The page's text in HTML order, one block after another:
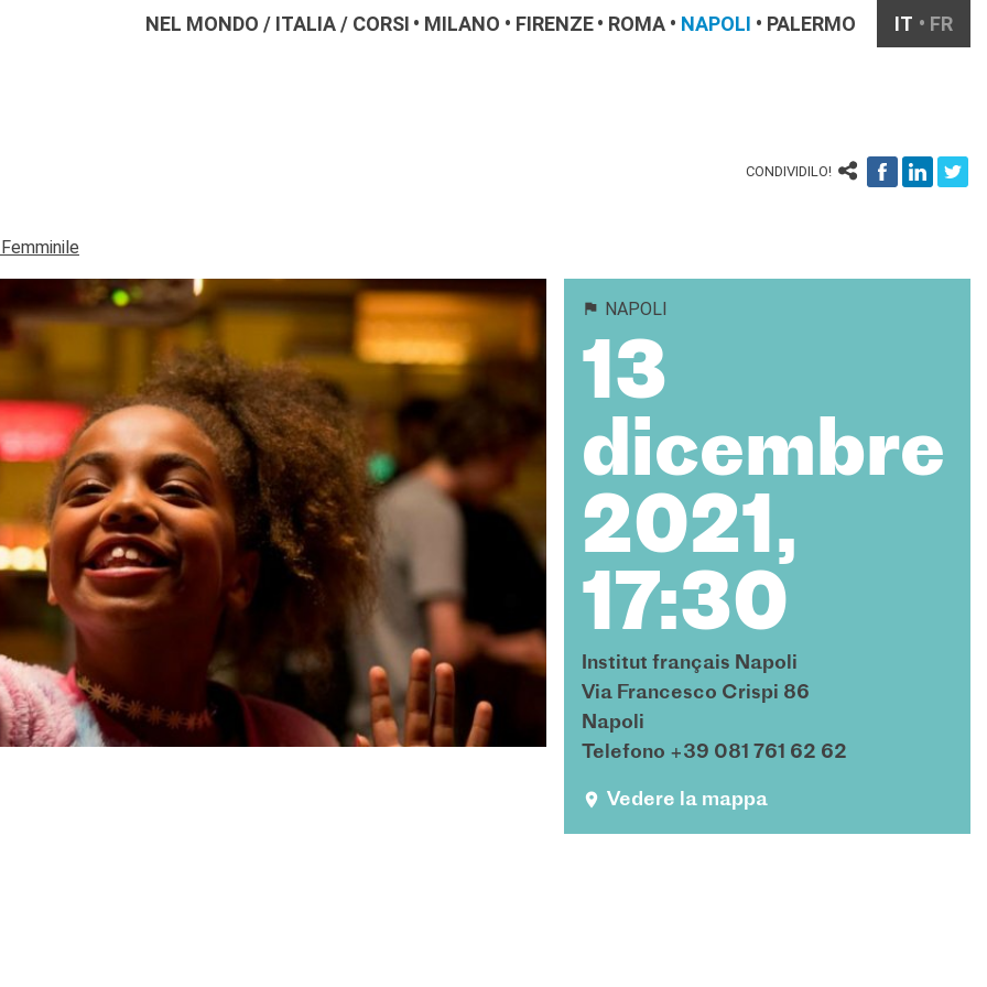
NEL MONDO / ITALIA/ CORSI MILANO FIRENZE ROMA NAPOLI PALERMO IT FR
CONDIVIDILO!
NAPOLI
13
dicembre
2021,
17:30
Institut français Napoli
Via Francesco Crispi 86
Napoli
Telefono +39 081 761 62 62
Vedere la mappa